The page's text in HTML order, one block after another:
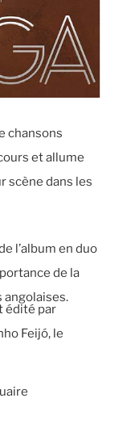
chansons
et allume
scène dans les
l’album en duo
de la
angolaises.
édité par
Feijó, le